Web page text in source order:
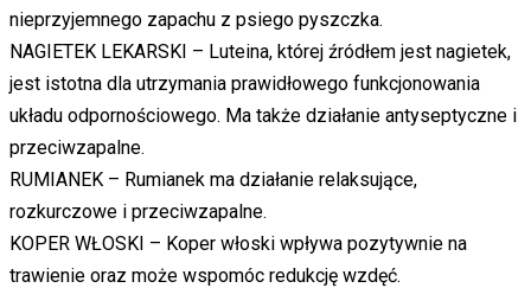
nieprzyjemnego zapachu z psiego pyszczka.
NAGIETEK LEKARSKI – Luteina, której źródłem jest nagietek,
jest istotna dla utrzymania prawidłowego funkcjonowania
układu odpornościowego. Ma także działanie antyseptyczne i
przeciwzapalne.
RUMIANEK – Rumianek ma działanie relaksujące,
rozkurczowe i przeciwzapalne.
KOPER WŁOSKI – Koper włoski wpływa pozytywnie na
trawienie oraz może wspomóc redukcję wzdęć.